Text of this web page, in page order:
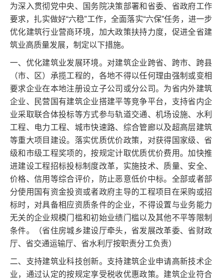
为深入贯彻党中央、国务院决策部署和省委、省政府工作
要求，扎实做好“六稳”工作，全面落实“六保”任务，进一步
优化建筑行业营商环境，加大政策扶持力度，促进全省建
筑业高质量发展，制定以下措施。
一、优化建筑业发展环境。对建筑企业跨省、跨市、跨县
（市、区）承揽工程的，各地不得以任何理由强制或变相
要求企业在本地注册设立子公司或分公司。为省内外建筑
企业、民营国有建筑企业搭建平等竞争平台，支持省内企
业采取联合体投标等方式参与轨道交通、机场设施、水利
工程、电力工程、城市快速路、综合管廊以及超高层建筑
等重大项目建设。落实优质优价政策，对获得国家级、省
级和市级工程奖项的，按规定计取优质优价费用。加快推
进建设工程招标投标制度改革，实施技术、质量、安全、
价格、信用等综合评价，防止恶意低价中标。全部或者部
分使用国有资金投资或者政府主导的工程项目在采购或招
标时，对具备相应资质条件的企业，不得设置与业务能力
无关的企业规模门槛和初始业绩门槛以及其他不平等限制
条件。（省住房城乡建设厅牵头，省发展改革委、省财政
厅、省交通运输厅、省水利厅按职责分工负责）
二、支持建筑业科技创新。支持建筑企业申请高新技术企
业，通过认定的按规定享受税收优惠政策。建筑企业符合